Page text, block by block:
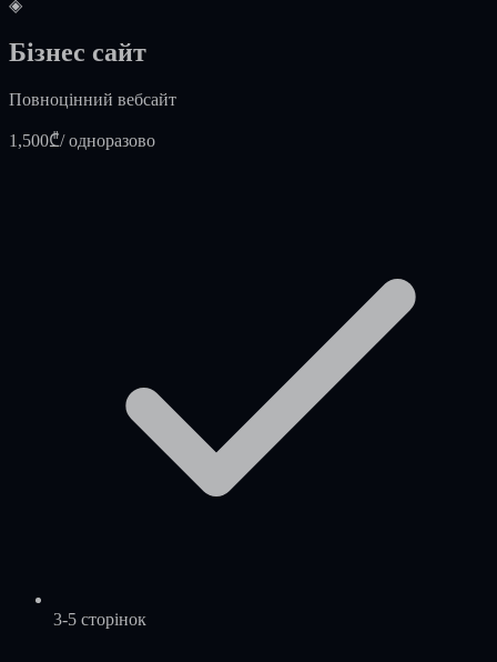
◈
Бізнес сайт
Повноцінний вебсайт
1,500₾/ одноразово
3-5 сторінок